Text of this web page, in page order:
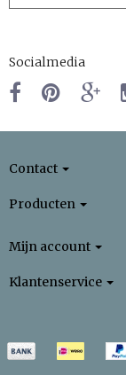
Socialmedia
Contact
Producten
Mijn account
Klantenservice